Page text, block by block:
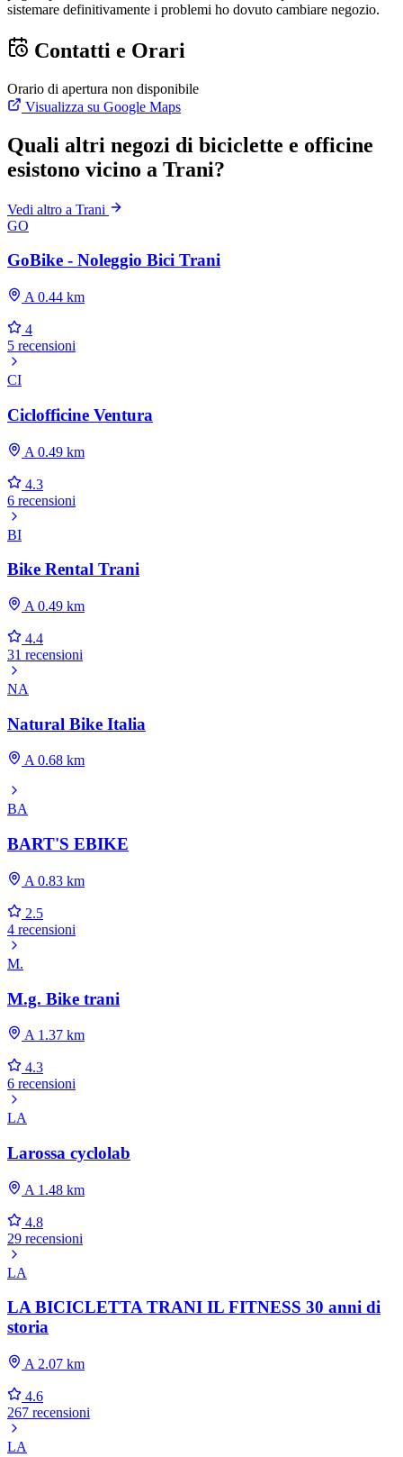
sistemare definitivamente i problemi ho dovuto cambiare negozio.
Contatti e Orari
Orario di apertura non disponibile
Visualizza su Google Maps
Quali altri negozi di biciclette e officine
esistono vicino a Trani?
Vedi altro a Trani
GO
GoBike - Noleggio Bici Trani
A 0.44 km
4
5 recensioni
CI
Ciclofficine Ventura
A 0.49 km
4.3
6 recensioni
BI
Bike Rental Trani
A 0.49 km
4.4
31 recensioni
NA
Natural Bike Italia
A 0.68 km
BA
BART'S EBIKE
A 0.83 km
2.5
4 recensioni
M.
M.g. Bike trani
A 1.37 km
4.3
6 recensioni
LA
Larossa cyclolab
A 1.48 km
4.8
29 recensioni
LA
LA BICICLETTA TRANI IL FITNESS 30 anni di
storia
A 2.07 km
4.6
267 recensioni
LA